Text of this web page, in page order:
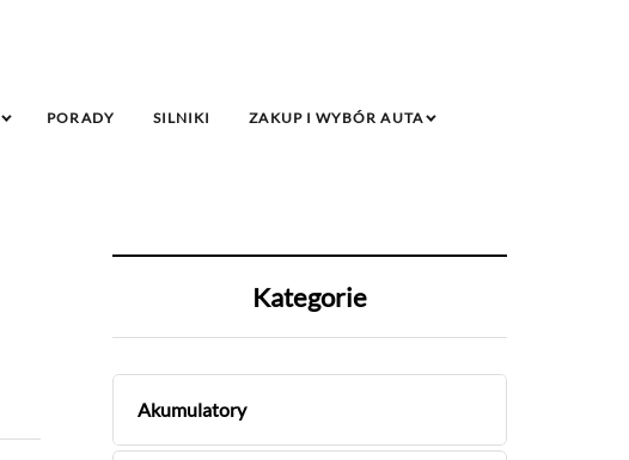
PORADY SILNIKI ZAKUP I WYBÓR AUTA
Kategorie
Akumulatory